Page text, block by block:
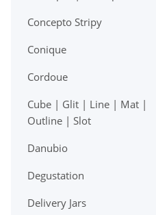
Concepto Stripy
Conique
Cordoue
Cube | Glit | Line | Mat |
Outline | Slot
Danubio
Degustation
Delivery Jars